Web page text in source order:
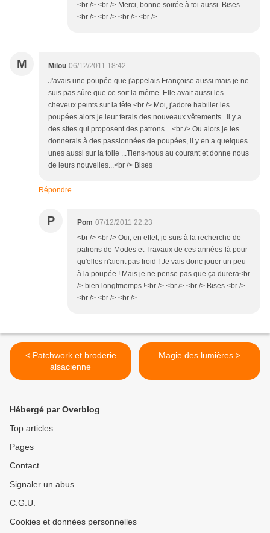
<br /> <br /> Merci, bonne soirée à toi aussi. Bises.
<br /> <br /> <br /> <br />
M Milou 06/12/2011 18:42
J'avais une poupée que j'appelais Françoise aussi mais je ne
suis pas sûre que ce soit la même. Elle avait aussi les
cheveux peints sur la tête.<br /> Moi, j'adore habiller les
poupées alors je leur ferais des nouveaux vêtements...il y a
des sites qui proposent des patrons ...<br /> Ou alors je les
donnerais à des passionnées de poupées, il y en a quelques
unes aussi sur la toile ...Tiens-nous au courant et donne nous
de leurs nouvelles...<br /> Bises
Répondre
P Pom 07/12/2011 22:23
<br /> <br /> Oui, en effet, je suis à la recherche de
patrons de Modes et Travaux de ces années-là pour
qu'elles n'aient pas froid ! Je vais donc jouer un peu
à la poupée ! Mais je ne pense pas que ça durera<br
/> bien longtmemps !<br /> <br /> <br /> Bises.<br />
<br /> <br /> <br />
< Patchwork et broderie
alsacienne
Magie des lumières >
Hébergé par Overblog
Top articles
Pages
Contact
Signaler un abus
C.G.U.
Cookies et données personnelles